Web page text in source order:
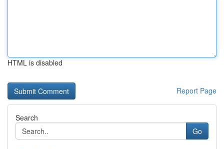
HTML is disabled
Report Page
Search
Go